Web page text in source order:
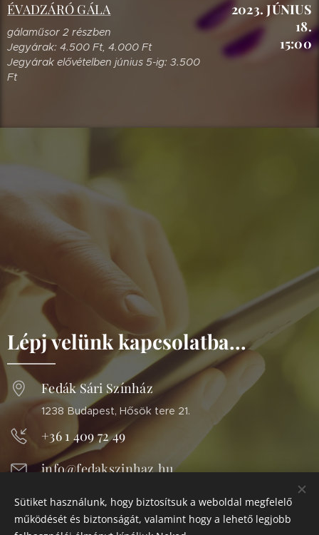
ÉVADZÁRÓ GÁLA
gálaműsor 2 részben
Jegyárak: 4.500 Ft, 4.000 Ft
Jegyárak elővételben június 5-ig: 3.500
Ft
2023. JÚNIUS
18.
15:00
Lépj velünk kapcsolatba...
Fedák Sári Színház
1238 Budapest, Hősök tere 21.
+36 1 409 72 49
info@fedakszinhaz.hu
Fedák Sári Színház - Soroksár | Facebook
Sütiket használunk, hogy biztosítsuk a weboldal megfelelő
működését és biztonságát, valamint hogy a lehető legjobb